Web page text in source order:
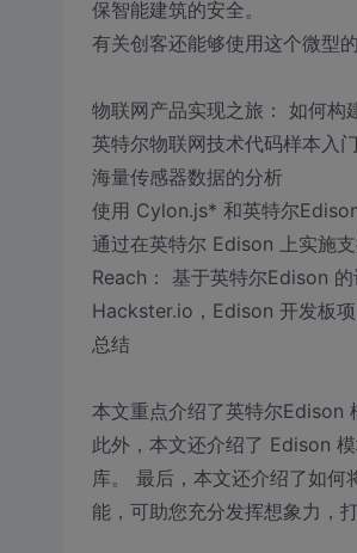
保智能建筑的安全。
有关创客还能够使用这个微型
物联网产品实现之旅： 如何构
英特尔物联网技术代码样本入
海量传感器数据的分析
使用 Cylon.js* 和英特尔
通过在英特尔 Edison 上实施
Reach： 基于英特尔Edison
Hackster.io，Edison 开发板
总结
本文重点介绍了英特尔Edison
此外，本文还介绍了 Edison
库。 最后，本文还介绍了如
能，可助您充分发挥想象力，打